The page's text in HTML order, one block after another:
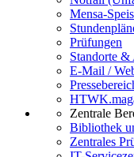
Mensa-
Prüfungen
Standorte &
E-Mail /
Zentrale
Bibliothek
Zentrales